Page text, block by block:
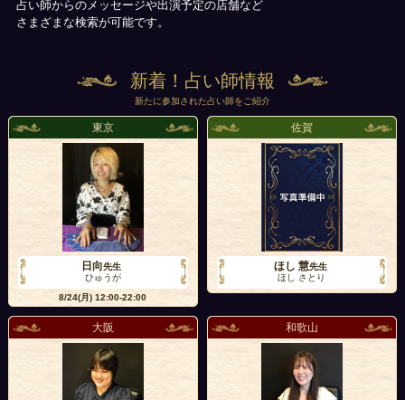
占い師からのメッセージや出演予定の店舗など
さまざまな検索が可能です。
新着！占い師情報
新たに参加された占い師をご紹介
東京
日向先生
ひゅうが
8/24(月)12:00-22:00
佐賀
ほし 慧先生
ほし さとり
大阪 和歌山